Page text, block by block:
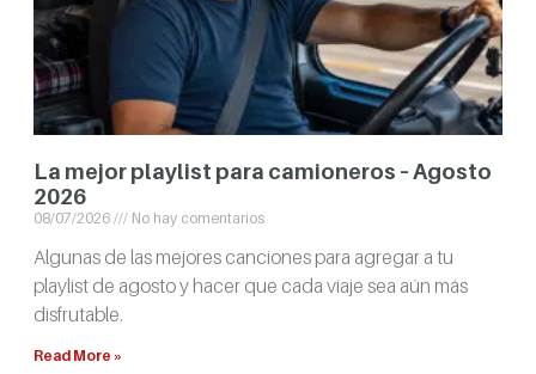
La mejor playlist para camioneros – Agosto
2026
08/07/2026 No hay comentarios
Algunas de las mejores canciones para agregar a tu
playlist de agosto y hacer que cada viaje sea aún más
disfrutable.
Read More »